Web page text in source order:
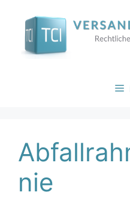
springen
nie